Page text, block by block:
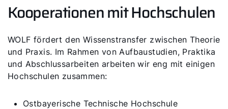
Kooperationen mit Hochschulen
WOLF fördert den Wissenstransfer zwischen Theorie
und Praxis. Im Rahmen von Aufbaustudien, Praktika
und Abschlussarbeiten arbeiten wir eng mit einigen
Hochschulen zusammen:
Ostbayerische Technische Hochschule